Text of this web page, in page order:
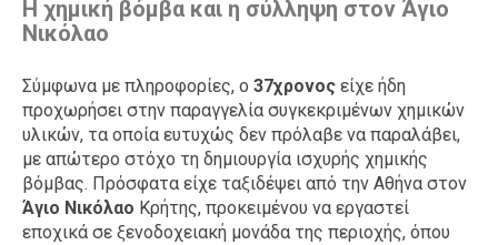
Η χημική βόμβα και η σύλληψη στον Άγιο
Νικόλαο
Σύμφωνα με πληροφορίες, ο 37χρονος είχε ήδη
προχωρήσει στην παραγγελία συγκεκριμένων χημικών
υλικών, τα οποία ευτυχώς δεν πρόλαβε να παραλάβει,
με απώτερο στόχο τη δημιουργία ισχυρής χημικής
βόμβας. Πρόσφατα είχε ταξιδέψει από την Αθήνα στον
Άγιο Νικόλαο Κρήτης, προκειμένου να εργαστεί
εποχικά σε ξενοδοχειακή μονάδα της περιοχής, όπου